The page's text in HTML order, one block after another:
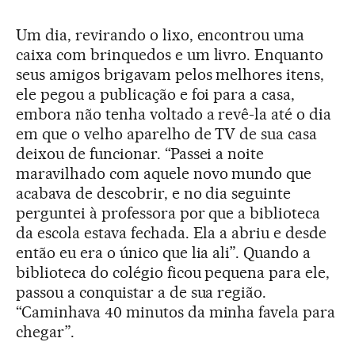
Um dia, revirando o lixo, encontrou uma
caixa com brinquedos e um livro. Enquanto
seus amigos brigavam pelos melhores itens,
ele pegou a publicação e foi para a casa,
embora não tenha voltado a revê-la até o dia
em que o velho aparelho de TV de sua casa
deixou de funcionar. “Passei a noite
maravilhado com aquele novo mundo que
acabava de descobrir, e no dia seguinte
perguntei à professora por que a biblioteca
da escola estava fechada. Ela a abriu e desde
então eu era o único que lia ali”. Quando a
biblioteca do colégio ficou pequena para ele,
passou a conquistar a de sua região.
“Caminhava 40 minutos da minha favela para
chegar”.